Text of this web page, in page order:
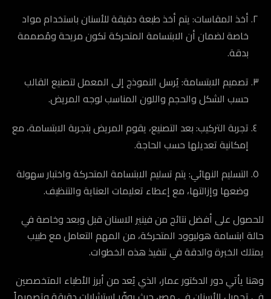
أخذ المقاسات: يتم أخذ طبعة دقيقة للأسنان باستخدام مواد
خاصة لضمان أن الابتسامة المتحركة تكون مريحة ومُصممة
بدقة.
تصميم الابتسامة: يُرسل النموذج إلى المعمل لتصنيع القالب
حسب الشكل والحجم واللون المناسب لوجه المريض.
تجربة التركيب: بعد التصنيع، يقوم المريض بتجربة الابتسامة، مع
إمكانية تعديلها حسب الحاجة.
التسليم النهائي: يتم تسليم الابتسامة المتحركة واختبار سهولة
وضعها وإزالتها، مع إعطاء تعليمات العناية والتنظيف.
للحصول على أفضل نتائج من فينير الاسنان قبل وبعد وخاصة في
حالة ابتسامة هوليوود المتحركة، من المهم التعامل مع طبيب
يمتلك الخبرة والدقة في تنفيذ هذه الخطوات.
وهنا يأتي دور الدكتور عمار، الذي يُعد من أبرز الأطباء المتخصصين